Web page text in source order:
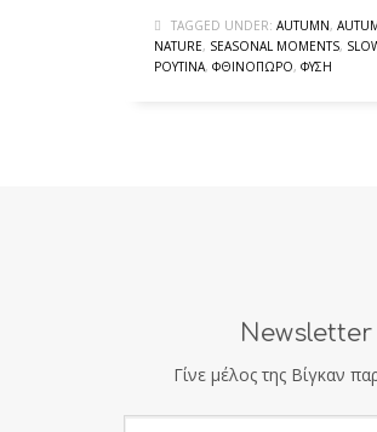
TAGGED UNDER: AUTUMN,
NATURE, SEASONAL MOMENTS,
ΡΟΥΤΊΝΑ, ΦΘΙΝΌΠΩΡΟ, ΦΎΣΗ
Newsletter
Γίνε μέλος της Βίγκαν